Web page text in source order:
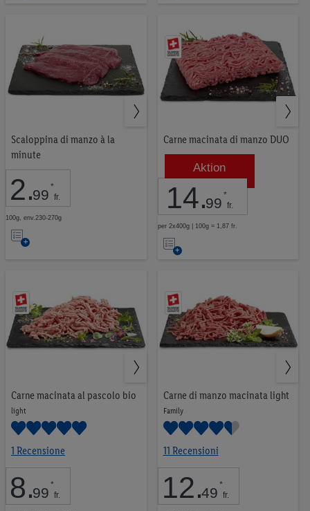
Scaloppina di manzo à la
minute
2.99 *
fr.
100g, env.230-270g
Nell’elenco
Carne macinata di manzo DUO
Aktion
14.99 *
fr.
per 2x400g | 100g = 1,87 fr.
Nell’elenco
Carne macinata al pascolo bio
light
1 Recensione
8.99 *
fr.
Carne di manzo macinata light
Family
11 Recensioni
12.49 *
fr.